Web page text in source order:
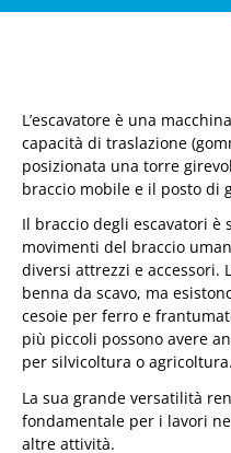
L’escavatore è una
capacità di traslazione
posizionata una torre
braccio mobile e il posto di
Il braccio degli escavatori è
movimenti del braccio
diversi attrezzi e accessori.
benna da scavo, ma
cesoie per ferro e
più piccoli possono avere
per silvicoltura o agricoltura.
La sua grande versatilità
fondamentale per i lavori
altre attività.